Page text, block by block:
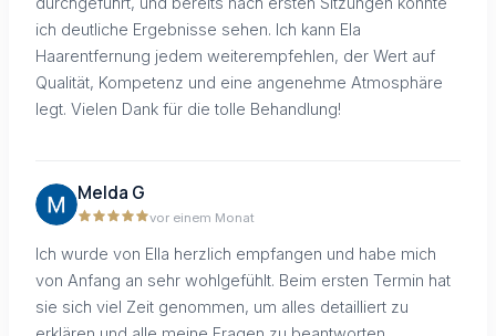
ich deutliche Ergebnisse sehen. Ich kann Ela
Haarentfernung jedem weiterempfehlen, der Wert auf
Qualität, Kompetenz und eine angenehme Atmosphäre
legt. Vielen Dank für die tolle Behandlung!
Melda G
vor einem Monat
Ich wurde von Ella herzlich empfangen und habe mich
von Anfang an sehr wohlgefühlt. Beim ersten Termin hat
sie sich viel Zeit genommen, um alles detailliert zu